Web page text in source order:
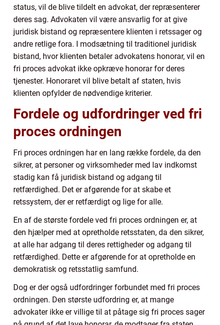
status, vil de blive tildelt en advokat, der repræsenterer
deres sag. Advokaten vil være ansvarlig for at give
juridisk bistand og repræsentere klienten i retssager og
andre retlige fora. I modsætning til traditionel juridisk
bistand, hvor klienten betaler advokatens honorar, vil en
fri proces advokat ikke opkræve honorar for deres
tjenester. Honoraret vil blive betalt af staten, hvis
klienten opfylder de nødvendige kriterier.
Fordele og udfordringer ved fri
proces ordningen
Fri proces ordningen har en lang række fordele, da den
sikrer, at personer og virksomheder med lav indkomst
stadig kan få juridisk bistand og adgang til
retfærdighed. Det er afgørende for at skabe et
retssystem, der er retfærdigt og lige for alle.
En af de største fordele ved fri proces ordningen er, at
den hjælper med at opretholde retsstaten, da den sikrer,
at alle har adgang til deres rettigheder og adgang til
retfærdighed. Dette er afgørende for at opretholde en
demokratisk og retsstatlig samfund.
Dog er der også udfordringer forbundet med fri proces
ordningen. Den største udfordring er, at mange
advokater ikke er villige til at påtage sig fri proces sager